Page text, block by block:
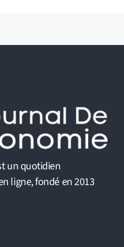
un quotidien
ligne, fondé en 2013